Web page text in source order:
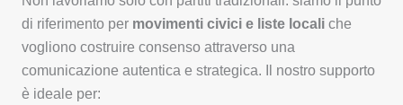
di riferimento per movimenti civici e liste locali che
vogliono costruire consenso attraverso una
comunicazione autentica e strategica. Il nostro supporto
è ideale per: